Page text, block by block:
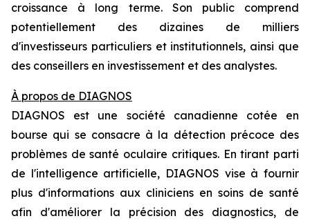
croissance à long terme. Son public comprend
potentiellement des dizaines de milliers
d'investisseurs particuliers et institutionnels, ainsi que
des conseillers en investissement et des analystes.
À propos de DIAGNOS
DIAGNOS est une société canadienne cotée en
bourse qui se consacre à la détection précoce des
problèmes de santé oculaire critiques. En tirant parti
de l'intelligence artificielle, DIAGNOS vise à fournir
plus d'informations aux cliniciens en soins de santé
afin d'améliorer la précision des diagnostics, de